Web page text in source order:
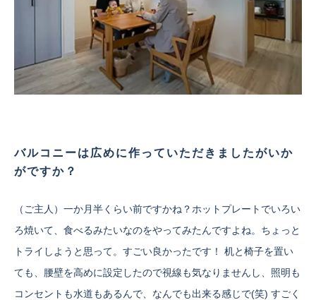
バルコニーは広めに作っていただきましたがいか
がですか？
（ご主人）一か月半くらい前ですかね？ホットプレートでいろい
ろ焼いて、食べるみたいなのをやってみたんですよね。ちょっと
トライしようと思って。すごい良かったです！ 机と椅子を置い
ても、腰壁を高めに設定したので視線も気なりませんし、照明も
コンセントも水道もあるんで、なんでも出来る感じで(笑) すごく